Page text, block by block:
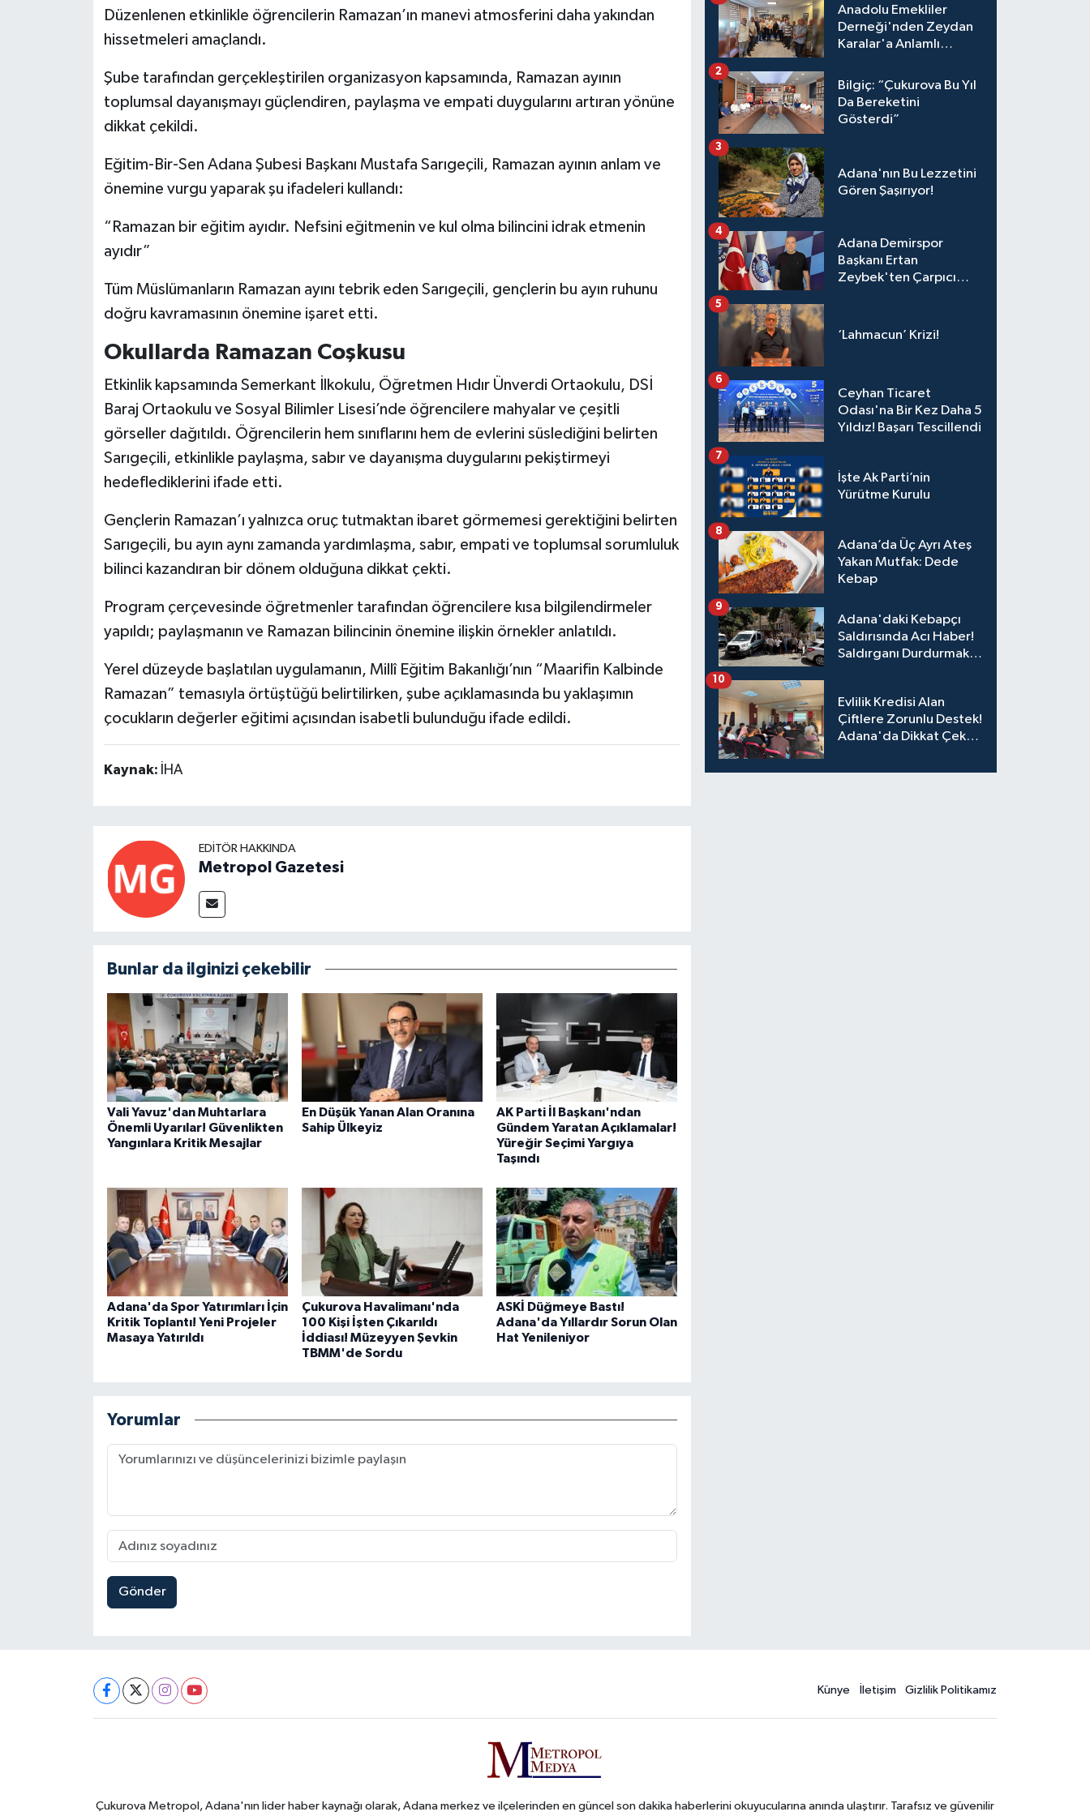
Düzenlenen etkinlikle öğrencilerin Ramazan’ın manevi atmosferini daha yakından
hissetmeleri amaçlandı.
Şube tarafından gerçekleştirilen organizasyon kapsamında, Ramazan ayının
toplumsal dayanışmayı güçlendiren, paylaşma ve empati duygularını artıran yönüne
dikkat çekildi.
Eğitim-Bir-Sen Adana Şubesi Başkanı Mustafa Sarıgeçili, Ramazan ayının anlam ve
önemine vurgu yaparak şu ifadeleri kullandı:
“Ramazan bir eğitim ayıdır. Nefsini eğitmenin ve kul olma bilincini idrak etmenin
ayıdır”
Tüm Müslümanların Ramazan ayını tebrik eden Sarıgeçili, gençlerin bu ayın ruhunu
doğru kavramasının önemine işaret etti.
Okullarda Ramazan Coşkusu
Etkinlik kapsamında Semerkant İlkokulu, Öğretmen Hıdır Ünverdi Ortaokulu, DSİ
Baraj Ortaokulu ve Sosyal Bilimler Lisesi’nde öğrencilere mahyalar ve çeşitli
görseller dağıtıldı. Öğrencilerin hem sınıflarını hem de evlerini süslediğini belirten
Sarıgeçili, etkinlikle paylaşma, sabır ve dayanışma duygularını pekiştirmeyi
hedeflediklerini ifade etti.
Gençlerin Ramazan’ı yalnızca oruç tutmaktan ibaret görmemesi gerektiğini belirten
Sarıgeçili, bu ayın aynı zamanda yardımlaşma, sabır, empati ve toplumsal sorumluluk
bilinci kazandıran bir dönem olduğuna dikkat çekti.
Program çerçevesinde öğretmenler tarafından öğrencilere kısa bilgilendirmeler
yapıldı; paylaşmanın ve Ramazan bilincinin önemine ilişkin örnekler anlatıldı.
Yerel düzeyde başlatılan uygulamanın, Millî Eğitim Bakanlığı’nın “Maarifin Kalbinde
Ramazan” temasıyla örtüştüğü belirtilirken, şube açıklamasında bu yaklaşımın
çocukların değerler eğitimi açısından isabetli bulunduğu ifade edildi.
Kaynak: İHA
EDITÖR HAKKINDA
Metropol Gazetesi
Bunlar da ilginizi çekebilir
Vali Yavuz'dan Muhtarlara
Önemli Uyarılar! Güvenlikten
Yangınlara Kritik Mesajlar
En Düşük Yanan Alan Oranına
Sahip Ülkeyiz
AK Parti İl Başkanı'ndan
Gündem Yaratan Açıklamalar!
Yüreğir Seçimi Yargıya
Taşındı
Adana'da Spor Yatırımları İçin
Kritik Toplantı! Yeni Projeler
Masaya Yatırıldı
Çukurova Havalimanı'nda
100 Kişi İşten Çıkarıldı
İddiası! Müzeyyen Şevkin
TBMM'de Sordu
ASKİ Düğmeye Bastı!
Adana'da Yıllardır Sorun Olan
Hat Yenileniyor
Yorumlar
Gönder
Anadolu Emekliler
Derneği'nden Zeydan
Karalar'a Anlamlı
Bilgiç: “Çukurova Bu Yıl
Da Bereketini
Gösterdi”
2
Adana'nın Bu Lezzetini
Gören Şaşırıyor!
3
Adana Demirspor
Başkanı Ertan
Zeybek'ten Çarpıcı
Sürer"
4
‘Lahmacun’ Krizi!
5
Ceyhan Ticaret
Odası'na Bir Kez Daha 5
Yıldız! Başarı Tescillendi
6
İşte Ak Parti’nin
Yürütme Kurulu
7
Adana’da Üç Ayrı Ateş
Yakan Mutfak: Dede
Kebap
8
Adana'daki Kebapçı
Saldırısında Acı Haber!
Saldırganı Durdurmak
9
Evlilik Kredisi Alan
Çiftlere Zorunlu Destek!
Adana'da Dikkat Çeken
10
Künye İletişim Gizlilik Politikamız
Çukurova Metropol, Adana'nın lider haber kaynağı olarak, Adana merkez ve ilçelerinden en güncel son dakika haberlerini okuyucularına anında ulaştırır. Tarafsız ve güvenilir